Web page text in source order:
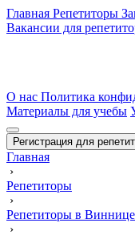
Главная Репетиторы
Вакансии для
О нас Политика
Материалы для учебы
Регистрация для
Главная
›
Репетиторы
›
Репетиторы в Виннице
›